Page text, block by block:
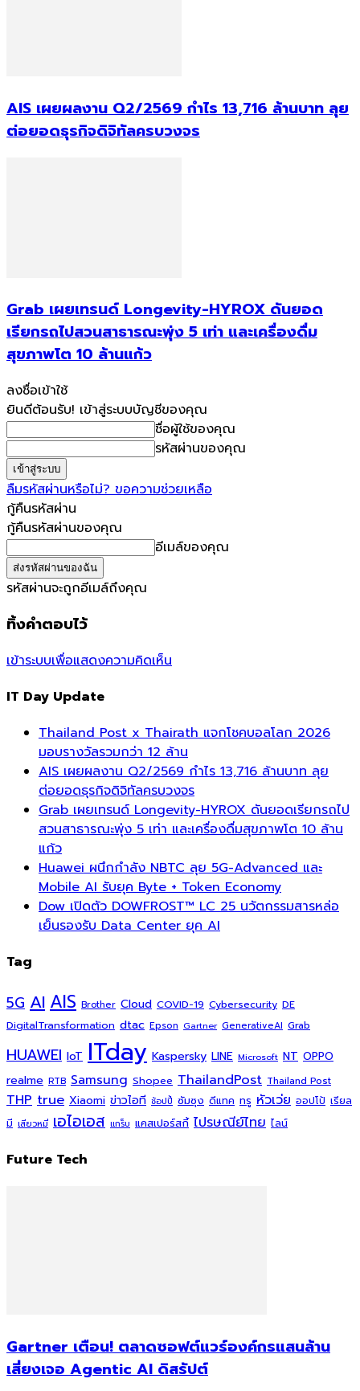
AIS เผยผลงาน Q2/2569 กำไร 13,716 ล้านบาท ลุย
ต่อยอดธุรกิจดิจิทัลครบวงจร
Grab เผยเทรนด์ Longevity-HYROX ดันยอด
เรียกรถไปสวนสาธารณะพุ่ง 5 เท่า และเครื่องดื่ม
สุขภาพโต 10 ล้านแก้ว
ลงชื่อเข้าใช้
ยินดีต้อนรับ! เข้าสู่ระบบบัญชีของคุณ
ชื่อผู้ใช้ของคุณ
รหัสผ่านของคุณ
ลืมรหัสผ่านหรือไม่? ขอความช่วยเหลือ
กู้คืนรหัสผ่าน
กู้คืนรหัสผ่านของคุณ
อีเมล์ของคุณ
รหัสผ่านจะถูกอีเมล์ถึงคุณ
ทิ้งคำตอบไว้
เข้าระบบเพื่อแสดงความคิดเห็น
IT Day Update
Thailand Post x Thairath แจกโชคบอลโลก 2026
มอบรางวัลรวมกว่า 12 ล้าน
AIS เผยผลงาน Q2/2569 กำไร 13,716 ล้านบาท ลุย
ต่อยอดธุรกิจดิจิทัลครบวงจร
Grab เผยเทรนด์ Longevity-HYROX ดันยอดเรียกรถไป
สวนสาธารณะพุ่ง 5 เท่า และเครื่องดื่มสุขภาพโต 10 ล้าน
แก้ว
Huawei ผนึกกำลัง NBTC ลุย 5G-Advanced และ
Mobile AI รับยุค Byte + Token Economy
Dow เปิดตัว DOWFROST™ LC 25 นวัตกรรมสารหล่อ
เย็นรองรับ Data Center ยุค AI
Tag
5G AI AIS Brother Cloud COVID-19 Cybersecurity DE
DigitalTransformation dtac Epson Gartner GenerativeAI Grab
HUAWEI IoT ITday Kaspersky LINE Microsoft NT OPPO
realme RTB Samsung Shopee ThailandPost Thailand Post
THP true Xiaomi ข่าวไอที ช้อปปี้ ซัมซุง ดีแทค ทรู หัวเว่ย ออปโป้ เรียล
มี เสียวหมี่ เอไอเอส แกร็บ แคสเปอร์สกี้ ไปรษณีย์ไทย ไลน์
Future Tech
Gartner เตือน! ตลาดซอฟต์แวร์องค์กรแสนล้าน
เสี่ยงเจอ Agentic AI ดิสรัปต์